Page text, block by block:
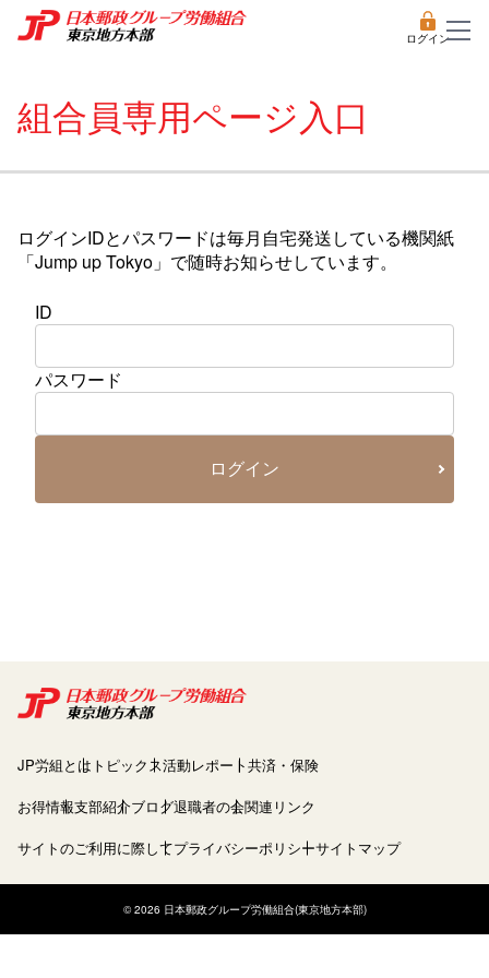
ログイン
組合員専用ページ入口
ログインIDとパスワードは毎月自宅発送している機関紙
「Jump up Tokyo」で随時お知らせしています。
ID
パスワード
ログイン
JP労組とは トピックス活動レポート共済・保険
お得情報支部紹介ブログ退職者の会関連リンク
サイトのご利用に際してプライバシーポリシーサイトマップ
© 2026 日本郵政グループ労働組合(東京地方本部)